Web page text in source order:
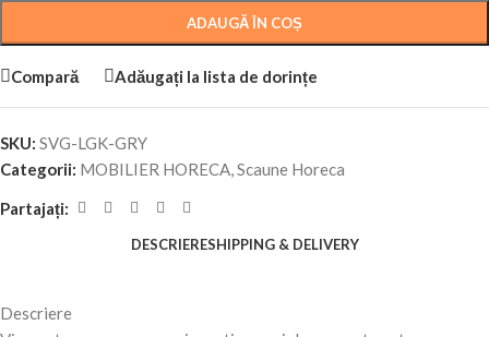
ADAUGĂ ÎN COȘ
Compară Adăugați la lista de dorințe
SKU: SVG-LGK-GRY
Categorii: MOBILIER HORECA,Scaune Horeca
Partajați:
DESCRIERESHIPPING & DELIVERY
Descriere